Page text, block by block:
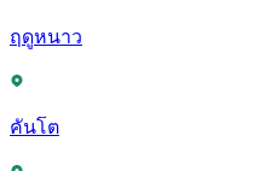
ฤดูหนาว
คันโต